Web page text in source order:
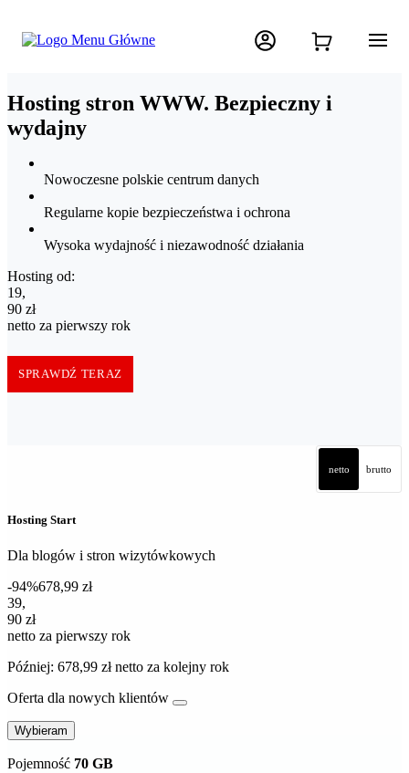
Hosting stron WWW. Bezpieczny i
wydajny
Nowoczesne polskie centrum danych
Regularne kopie bezpieczeństwa i ochrona
Wysoka wydajność i niezawodność działania
Hosting od:
19,90 zł netto za pierwszy rok
19,
90 zł
netto za pierwszy rok
SPRAWDŹ TERAZ
netto brutto
Hosting Start
Dla blogów i stron wizytówkowych
-94%678,99 zł
39,90 zł netto za pierwszy rok
39,
90 zł
netto za pierwszy rok
Później: 678,99 zł netto za kolejny rok
Oferta dla nowych klientów
Wybieram
Pojemność 70 GB